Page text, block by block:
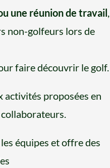
une réunion de travail ,
non-golfeurs lors de
faire découvrir le golf.
activités proposées en
équipes et offre des